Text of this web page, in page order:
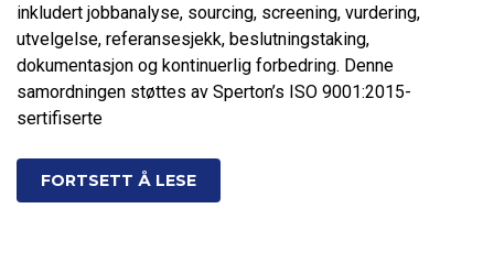
inkludert jobbanalyse, sourcing, screening, vurdering,
utvelgelse, referansesjekk, beslutningstaking,
dokumentasjon og kontinuerlig forbedring. Denne
samordningen støttes av Sperton’s ISO 9001:2015-
sertifiserte
FORTSETT Å LESE